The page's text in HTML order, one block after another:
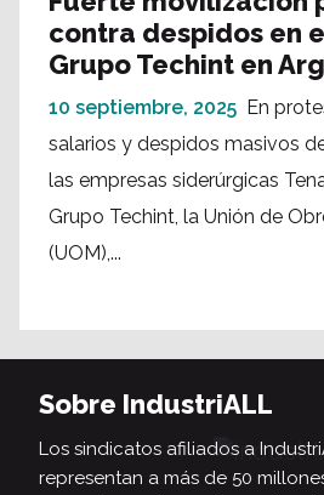
contra despidos en
Grupo Techint en
10 septiembre, 2025 En
salarios y despidos masivos
las empresas siderúrgicas
Grupo Techint, la Unión de
(UOM),...
Sobre IndustriALL
Los sindicatos afiliados a
representan a más de 50